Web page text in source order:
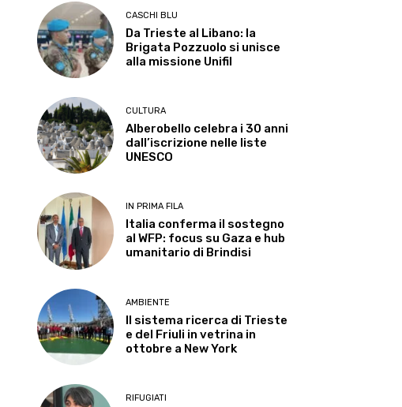
CASCHI BLU
Da Trieste al Libano: la
Brigata Pozzuolo si unisce
alla missione Unifil
CULTURA
Alberobello celebra i 30 anni
dall’iscrizione nelle liste
UNESCO
IN PRIMA FILA
Italia conferma il sostegno
al WFP: focus su Gaza e hub
umanitario di Brindisi
AMBIENTE
Il sistema ricerca di Trieste
e del Friuli in vetrina in
ottobre a New York
RIFUGIATI